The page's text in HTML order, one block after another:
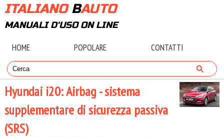
ITALIANOBAUTO
MANUALI D'USO ON LINE
HOME POPOLARE CONTATTI
Hyundai i20: Airbag - sistema
supplementare di sicurezza passiva
(SRS)